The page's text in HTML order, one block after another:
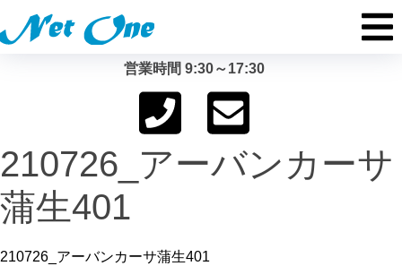
営業時間 9:30～17:30
210726_アーバンカーサ
蒲生401
210726_アーバンカーサ蒲生401